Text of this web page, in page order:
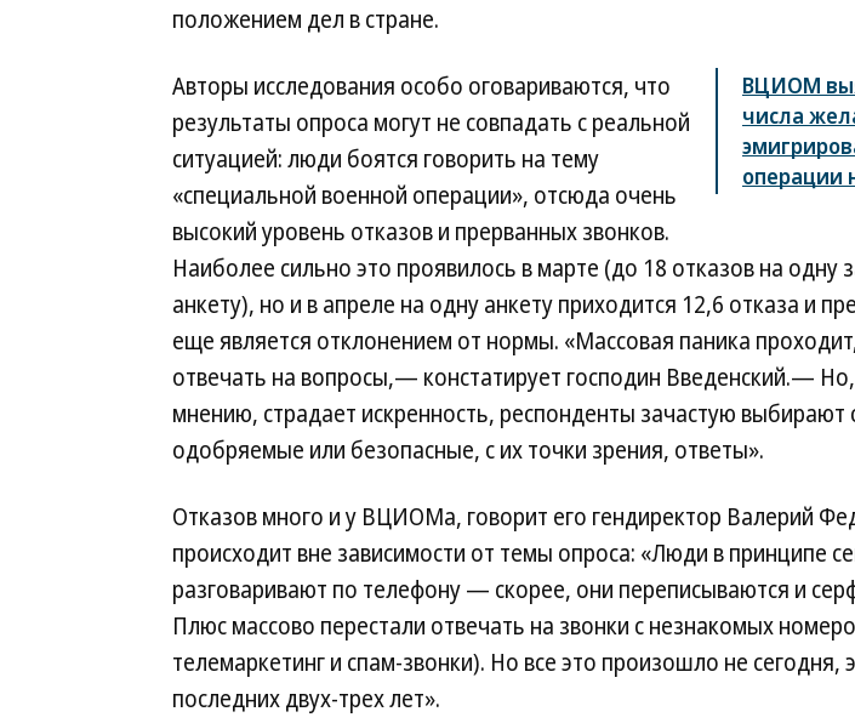
положением дел в стране.
ВЦИОМ
числа
операции
Авторы исследования особо оговариваются, что
результаты опроса могут не совпадать с реальной
ситуацией: люди боятся говорить на тему
«специальной военной операции», отсюда очень
высокий уровень отказов и прерванных звонков.
Наиболее сильно это проявилось в марте (до 18 отказов на одну
анкету), но и в апреле на одну анкету приходится 12,6 отказа и
еще является отклонением от нормы. «Массовая паника
отвечать на вопросы,— констатирует господин Введенский.—
мнению, страдает искренность, респонденты зачастую выбирают
одобряемые или безопасные, с их точки зрения, ответы».
Отказов много и у ВЦИОМа, говорит его гендиректор Валерий
происходит вне зависимости от темы опроса: «Люди в принципе
разговаривают по телефону — скорее, они переписываются и
Плюс массово перестали отвечать на звонки с незнакомых
телемаркетинг и спам-звонки). Но все это произошло не сегодня,
последних двух-трех лет».